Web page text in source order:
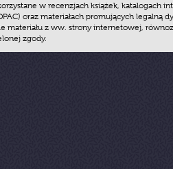
w recenzjach książek, katalogach
oraz materiałach promujących legalną
materiału z ww. strony internetowej,
zgody.